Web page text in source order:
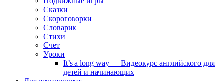
Сказки
Скороговорки
Словарик
Стихи
Счет
Уроки
It’s a long way — Видеокурс английского для
детей и начинающих